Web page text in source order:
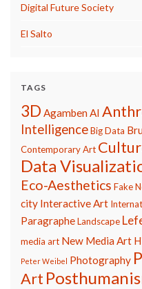
Digital Future Society
El Salto
TAGS
3D AgambenAI
IntelligenceBig Data
Contemporary Art
Data
Eco-Aesthetics Fake
city Interactive Art
ParagrapheLandscape
media art New Media Art
Peter Weibel Photography
Art